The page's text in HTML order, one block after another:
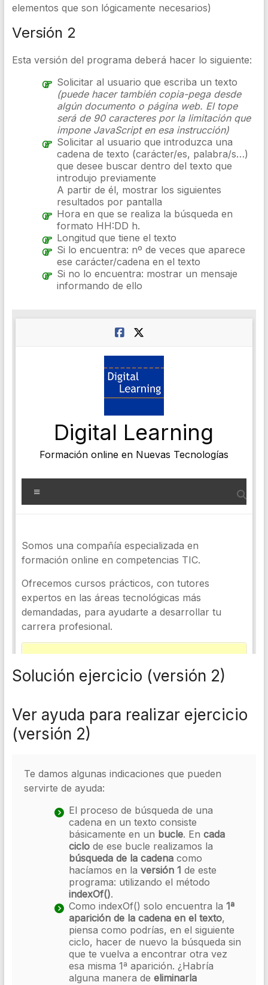
elementos que son lógicamente necesarios)
Versión 2
Esta versión del programa deberá hacer lo siguiente:
Solicitar al usuario que escriba un texto
(puede hacer también copia-pega desde
algún documento o página web. El tope
será de 90 caracteres por la limitación que
impone JavaScript en esa instrucción)
Solicitar al usuario que introduzca una
cadena de texto (carácter/es, palabra/s…)
que desee buscar dentro del texto que
introdujo previamente
A partir de él, mostrar los siguientes
resultados por pantalla
Hora en que se realiza la búsqueda en
formato HH:DD h.
Longitud que tiene el texto
Si lo encuentra: nº de veces que aparece
ese carácter/cadena en el texto
Si no lo encuentra: mostrar un mensaje
informando de ello
Solución ejercicio (versión 2)
Ver ayuda para realizar ejercicio
(versión 2)
Te damos algunas indicaciones que pueden
servirte de ayuda:
El proceso de búsqueda de una
cadena en un texto consiste
básicamente en un bucle. En cada
ciclode ese bucle realizamos la
búsqueda de la cadenacomo
hacíamos en la versión 1 de este
programa: utilizando el método
indexOf().
Como indexOf() solo encuentra la 1ª
aparición de la cadena en el texto,
piensa como podrías, en el siguiente
ciclo, hacer de nuevo la búsqueda sin
que te vuelva a encontrar otra vez
esa misma 1ª aparición. ¿Habría
alguna manera de eliminarla